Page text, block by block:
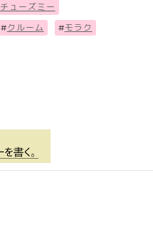
チューズミー
#クルーム #モラク